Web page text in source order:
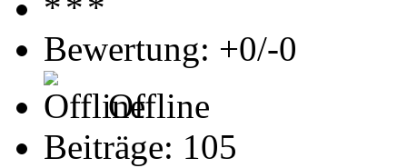
Bewertung: +0/-0
Offline
Beiträge: 105